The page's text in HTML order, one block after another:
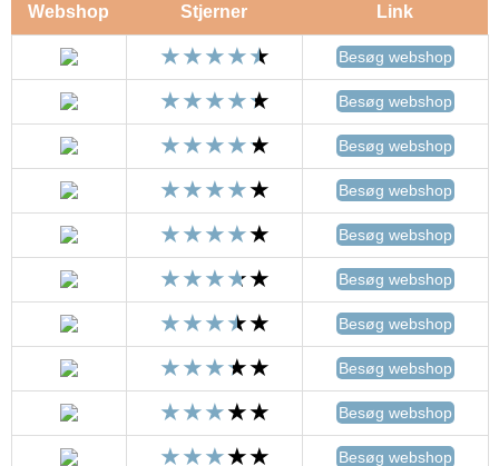
Webshop Stjerner Link
Besøg webshop
Besøg webshop
Besøg webshop
Besøg webshop
Besøg webshop
Besøg webshop
Besøg webshop
Besøg webshop
Besøg webshop
Besøg webshop